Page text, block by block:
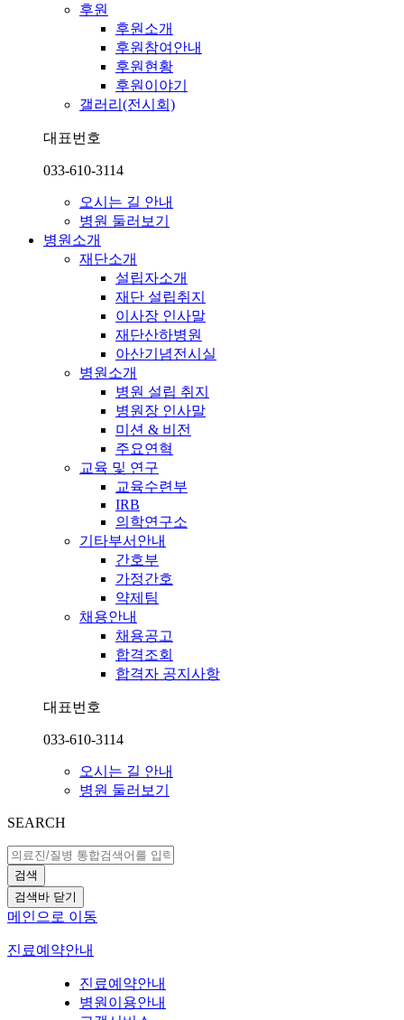
후원
후원소개
후원참여안내
후원현황
후원이야기
갤러리(전시회)
대표번호
033-610-3114
오시는 길 안내
병원 둘러보기
병원소개
재단소개
설립자소개
재단 설립취지
이사장 인사말
재단산하병원
아산기념전시실
병원소개
병원 설립 취지
병원장 인사말
미션 & 비전
주요연혁
교육 및 연구
교육수련부
IRB
의학연구소
기타부서안내
간호부
가정간호
약제팀
채용안내
채용공고
합격조회
합격자 공지사항
대표번호
033-610-3114
오시는 길 안내
병원 둘러보기
SEARCH
검색
검색바 닫기
메인으로 이동
진료예약안내
진료예약안내
병원이용안내